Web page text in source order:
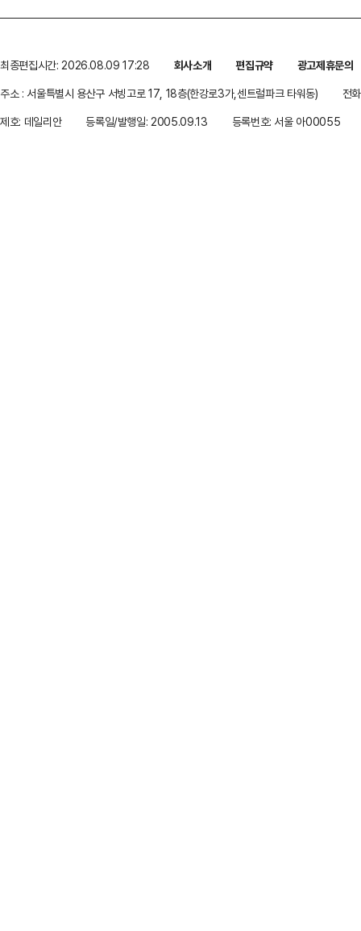
최종편집시간: 2026.08.09 17:28 회사소개 편집규약
광고제휴문의
주소 : 서울특별시 용산구 서빙고로 17, 18층(한강로3가,센트럴파크 타워동)
전
제호: 데일리안
등록일/발행일: 2005.09.13 등록번호: 서울 아00055